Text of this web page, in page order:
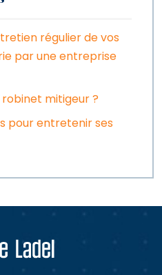
régulier de vos
par une entreprise
mitigeur ?
pour entretenir ses